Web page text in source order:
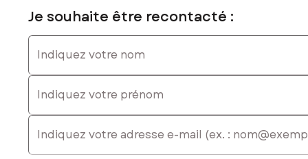
Je souhaite être recontacté :
Indiquez votre nom
Indiquez votre prénom
E-mail